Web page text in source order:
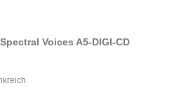
Voices A5-DIGI-CD